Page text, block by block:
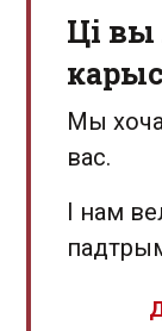
Ці вы
Мы
вас.
І нам